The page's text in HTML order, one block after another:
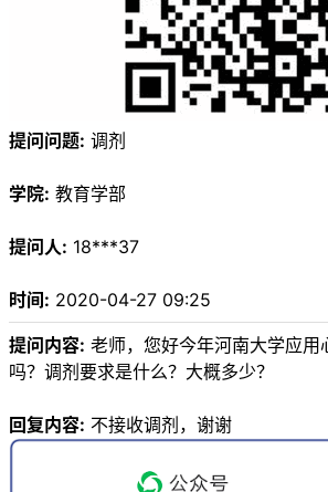
提问问题: 调剂
学院: 教育学部
提问人: 18***37
时间: 2020-04-27 09:25
提问内容: 老师，您好今年河南大学应用
吗？调剂要求是什么？大概多少？
回复内容: 不接收调剂，谢谢